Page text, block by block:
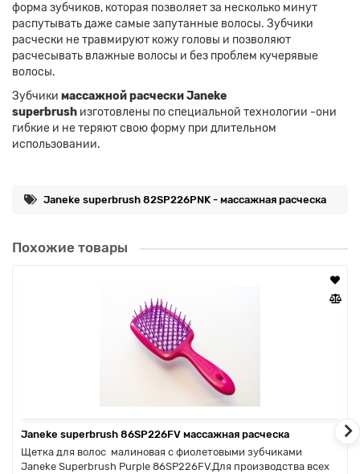
форма зубчиков, которая позволяет за несколько минут
распутывать даже самые запутанные волосы. Зубчики
расчески не травмируют кожу головы и позволяют
расчесывать влажные волосы и без проблем кучерявые
волосы.
Зубчики массажной расчески Janeke
superbrush изготовлены по специальной технологии -они
гибкие и не теряют свою форму при длительном
использовании.
Janeke superbrush 82SP226PNK - массажная расческа
Похожие товары
Janeke superbrush 86SP226FV массажная расческа
Щетка для волос малиновая с фиолетовыми зубчиками
Janeke Superbrush Purple 86SP226FV.Для производства всех